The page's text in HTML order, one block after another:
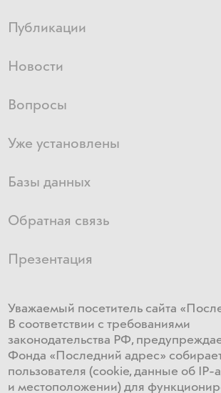
Публикации
Новости
Вопросы
Уже установлены
Базы данных
Обратная связь
Презентация
Уважаемый посетитель сайта
В соответствии с требованиями
законодательства РФ,
Фонда «Последний адрес»
пользователя (cookie, данные об IP-
и местоположении) для